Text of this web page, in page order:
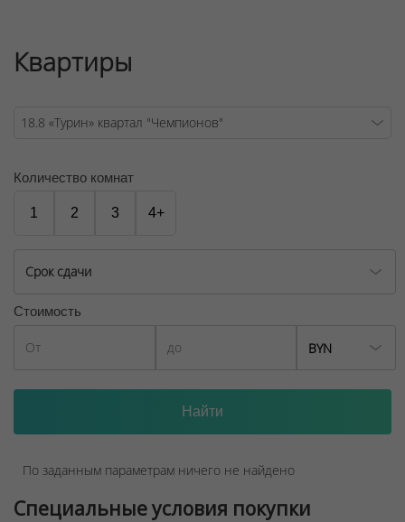
Квартиры
Количество комнат
1 2 3 4+
Срок сдачи
Стоимость
BYN
По заданным параметрам ничего не найдено
Специальные условия покупки